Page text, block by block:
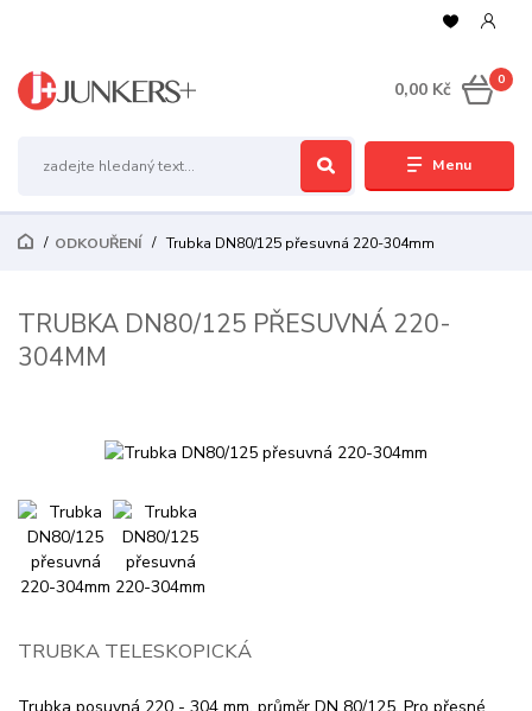
Menu
0
0,00 Kč
ODKOUŘENÍ Trubka DN80/125 přesuvná 220-304mm
TRUBKA DN80/125 PŘESUVNÁ 220-
304MM
TRUBKA TELESKOPICKÁ